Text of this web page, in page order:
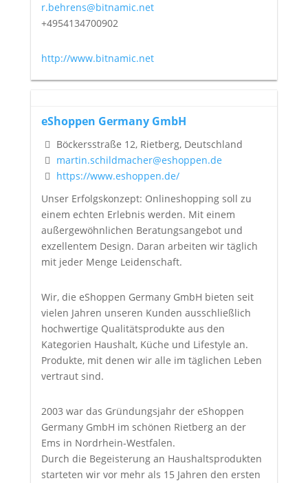
r.behrens@bitnamic.net
+4954134700902
http://www.bitnamic.net
eShoppen Germany GmbH
Böckersstraße 12, Rietberg, Deutschland
martin.schildmacher@eshoppen.de
https://www.eshoppen.de/
Unser Erfolgskonzept: Onlineshopping soll zu
einem echten Erlebnis werden. Mit einem
außergewöhnlichen Beratungsangebot und
exzellentem Design. Daran arbeiten wir täglich
mit jeder Menge Leidenschaft.
Wir, die eShoppen Germany GmbH bieten seit
vielen Jahren unseren Kunden ausschließlich
hochwertige Qualitätsprodukte aus den
Kategorien Haushalt, Küche und Lifestyle an.
Produkte, mit denen wir alle im täglichen Leben
vertraut sind.
2003 war das Gründungsjahr der eShoppen
Germany GmbH im schönen Rietberg an der
Ems in Nordrhein-Westfalen.
Durch die Begeisterung an Haushaltsprodukten
starteten wir vor mehr als 15 Jahren den ersten